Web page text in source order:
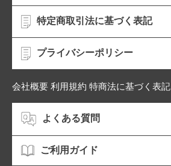
特定商取引法に基づく表記
プライバシーポリシー
会社概要 利用規約 特商法に基づく表記
よくある質問
ご利用ガイド